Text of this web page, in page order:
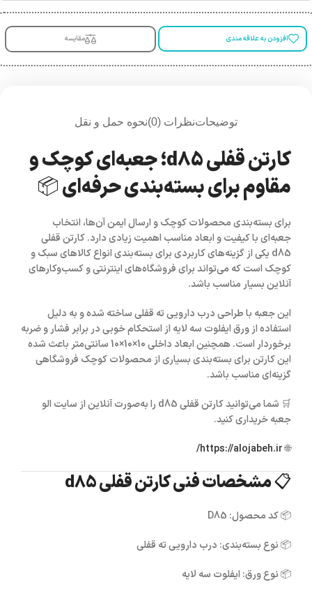
افزودن به علاقه مندی مقایسه
توضیحاتنظرات (0) نحوه حمل و نقل
کارتن قفلی d85؛ جعبه‌ای کوچک و
مقاوم برای بسته‌بندی حرفه‌ای 📦
برای بسته‌بندی محصولات کوچک و ارسال ایمن آن‌ها، انتخاب
جعبه‌ای با کیفیت و ابعاد مناسب اهمیت زیادی دارد.کارتن قفلی
d85 یکی از گزینه‌های کاربردی برای بسته‌بندی انواع کالاهای سبک و
کوچک است که می‌تواند برای فروشگاه‌های اینترنتی و کسب‌وکارهای
آنلاین بسیار مناسب باشد.
این جعبه با طراحیدرب دارویی ته قفلیساخته شده و به دلیل
استفاده از ورق ایفلوت سه لایه از استحکام خوبی در برابر فشار و ضربه
برخوردار است. همچنین ابعاد داخلی10×10×10 سانتی‌متر
باعث شده
این کارتن برای بسته‌بندی بسیاری از محصولات کوچک فروشگاهی
گزینه‌ای مناسب باشد.
🛒 شما می‌توانیدکارتن قفلی d85 را به‌صورت آنلاین از سایت الو
جعبهخریداری کنید.
🌐
https://alojabeh.ir/
📋 مشخصات فنی کارتن قفلی d85
📦کد محصول:
📦نوع بسته‌بندی: درب دارویی ته قفلی
📦نوع ورق: ایفلوت سه لایه